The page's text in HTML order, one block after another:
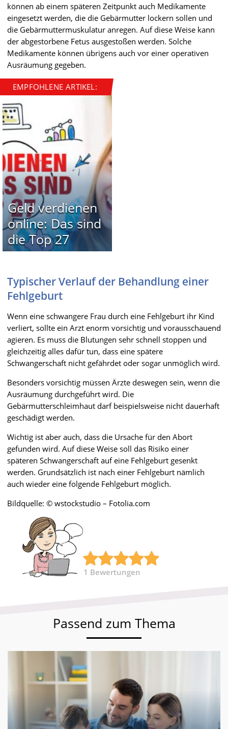
können ab einem späteren Zeitpunkt auch Medikamente
eingesetzt werden, die die Gebärmutter lockern sollen und
die Gebärmuttermuskulatur anregen. Auf diese Weise kann
der abgestorbene Fetus ausgestoßen werden. Solche
Medikamente können übrigens auch vor einer operativen
Ausräumung gegeben.
EMPFOHLENE ARTIKEL:
Geld verdienen
online: Das sind
die Top 27
Typischer Verlauf der Behandlung einer
Fehlgeburt
Wenn eine schwangere Frau durch eine Fehlgeburt ihr Kind
verliert, sollte ein Arzt enorm vorsichtig und vorausschauend
agieren. Es muss die Blutungen sehr schnell stoppen und
gleichzeitig alles dafür tun, dass eine spätere
Schwangerschaft nicht gefährdet oder sogar unmöglich wird.
Besonders vorsichtig müssen Ärzte deswegen sein, wenn die
Ausräumung durchgeführt wird. Die
Gebärmutterschleimhaut darf beispielsweise nicht dauerhaft
geschädigt werden.
Wichtig ist aber auch, dass die Ursache für den Abort
gefunden wird. Auf diese Weise soll das Risiko einer
späteren Schwangerschaft auf eine Fehlgeburt gesenkt
werden. Grundsätzlich ist nach einer Fehlgeburt nämlich
auch wieder eine folgende Fehlgeburt möglich.
Bildquelle: © wstockstudio – Fotolia.com
1 Bewertungen
Passend zum Thema